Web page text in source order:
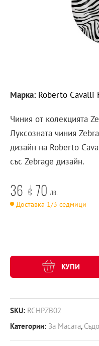
Марка: Roberto Cavalli
Чиния от колекцията
Луксозната чиния
дизайн на Roberto
със Zebrage дизайн.
36 € 70 лв.
Доставка 1/3 седмици
КУПИ
SKU: RCHPZB02
Категории: За Масата,